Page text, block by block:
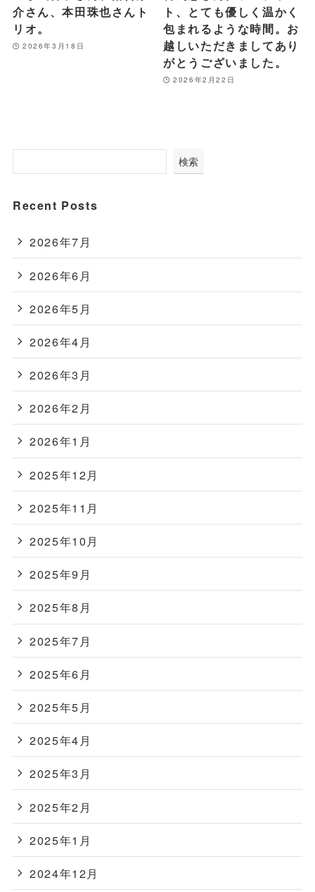
介さん、本田珠也さんト
リオ。
2026年3月18日
ト、とても優しく温かく
包まれるような時間。お
越しいただきましてあり
がとうございました。
2026年2月22日
検索
Recent Posts
2026年7月
2026年6月
2026年5月
2026年4月
2026年3月
2026年2月
2026年1月
2025年12月
2025年11月
2025年10月
2025年9月
2025年8月
2025年7月
2025年6月
2025年5月
2025年4月
2025年3月
2025年2月
2025年1月
2024年12月